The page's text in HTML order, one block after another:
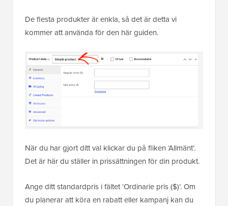
De flesta produkter är enkla, så det är detta vi
kommer att använda för den här guiden.
När du har gjort ditt val klickar du på fliken ‘Allmänt’.
Det är här du ställer in prissättningen för din produkt.
Ange ditt standardpris i fältet ‘Ordinarie pris ($)’. Om
du planerar att köra en rabatt eller kampanj kan du